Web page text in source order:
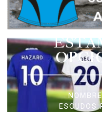
ESCUDOS